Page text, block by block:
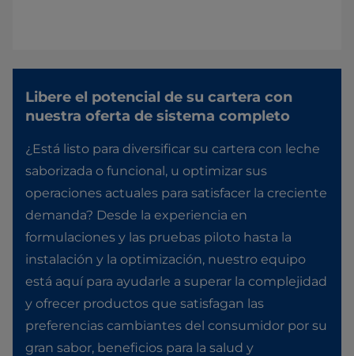
Libere el potencial de su cartera con
nuestra oferta de sistema completo
¿Está listo para diversificar su cartera con leche
saborizada o funcional, u optimizar sus
operaciones actuales para satisfacer la creciente
demanda? Desde la experiencia en
formulaciones y las pruebas piloto hasta la
instalación y la optimización, nuestro equipo
está aquí para ayudarle a superar la complejidad
y ofrecer productos que satisfagan las
preferencias cambiantes del consumidor por su
gran sabor, beneficios para la salud y